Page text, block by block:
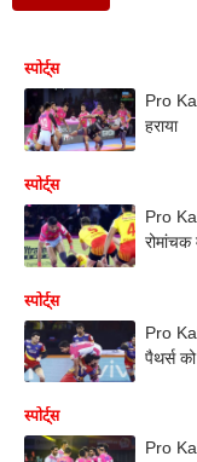
स्पोर्ट्स
Pro
हराया
स्पोर्ट्स
Pro
रोमांचक
स्पोर्ट्स
Pro
पैथर्स
स्पोर्ट्स
Pro